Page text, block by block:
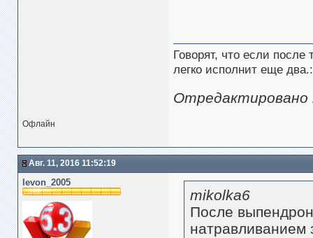
Говорят, что если
легко исполнит еще
Отредактировано
Офлайн
Авг. 11, 2016 11:52:19
levon_2005
mikolka6
После
натравливанием